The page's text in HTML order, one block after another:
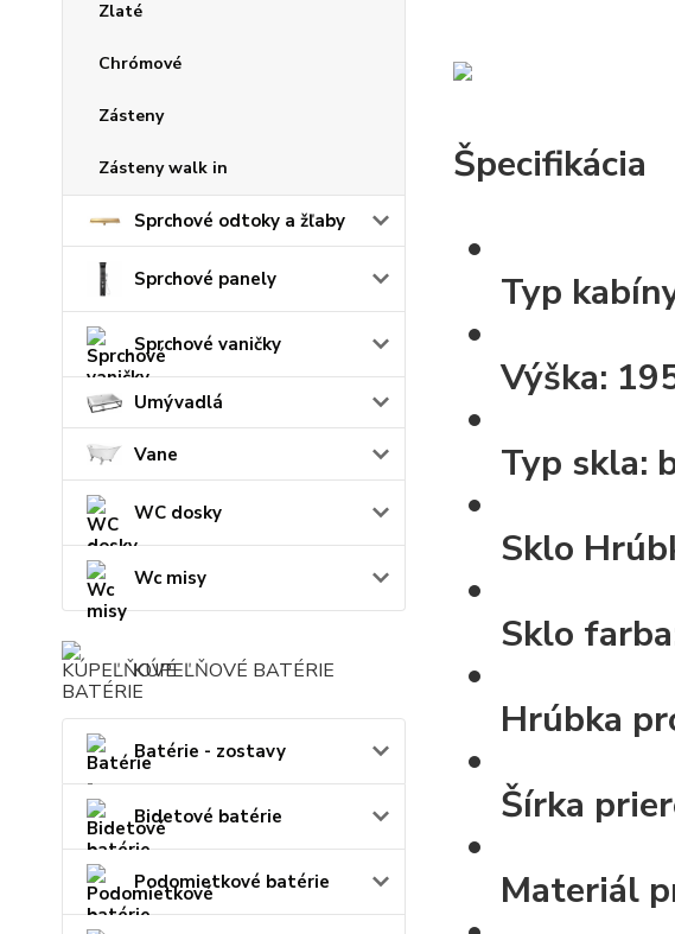
Zlaté
Chrómové
Zásteny
Zásteny walk in
Sprchové odtoky a žľaby
Sprchové panely
Sprchové vaničky
Umývadlá
Vane
WC dosky
Wc misy
KÚPEĽŇOVÉ BATÉRIE
Batérie - zostavy
Bidetové batérie
Podomietkové batérie
Špecifikácia
Typ
Výška:
Typ skla:
Sklo
Sklo
Hrúbka
Šírka
Materiál